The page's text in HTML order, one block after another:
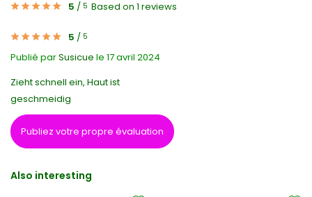
5 / 5 Based on 1 reviews
5 / 5
Publié parSusicue le 17 avril 2024
Zieht schnell ein, Haut ist
geschmeidig
Publiez votre propre évaluation
Also interesting